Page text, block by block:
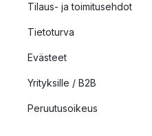
Tilaus- ja toimitusehdot
Tietoturva
Evästeet
Yrityksille / B2B
Peruutusoikeus